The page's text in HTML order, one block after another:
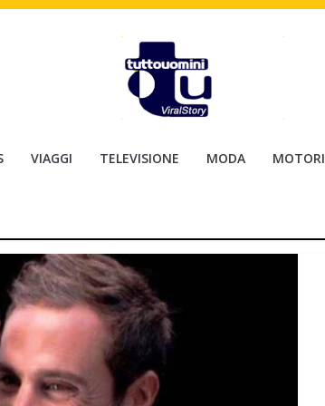
VIAGGI TELEVISIONE MODA MOTORI